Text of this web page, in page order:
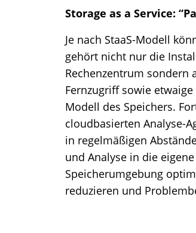
Storage as a Service:
Je nach StaaS-Modell
gehört nicht nur die
Rechenzentrum sondern
Fernzugriff sowie
Modell des Speichers.
cloudbasierten Analyse-
in regelmäßigen
und Analyse in die
Speicherumgebung
reduzieren und